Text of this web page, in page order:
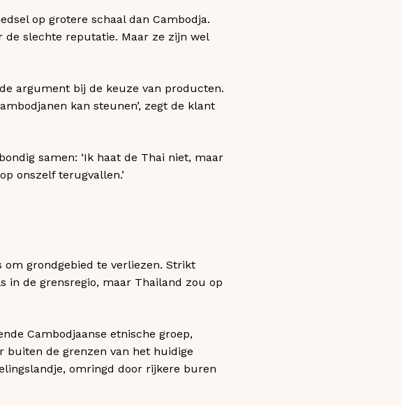
op grotere schaal dan Cambodja.
slechte reputatie. Maar ze zijn wel
argument bij de keuze van producten.
kan steunen’, zegt de klant
samen: ‘Ik haat de Thai niet, maar
onszelf terugvallen.’
grondgebied te verliezen. Strikt
in de grensregio, maar Thailand zou op
Cambodjaanse etnische groep,
buiten de grenzen van het huidige
omringd door rijkere buren